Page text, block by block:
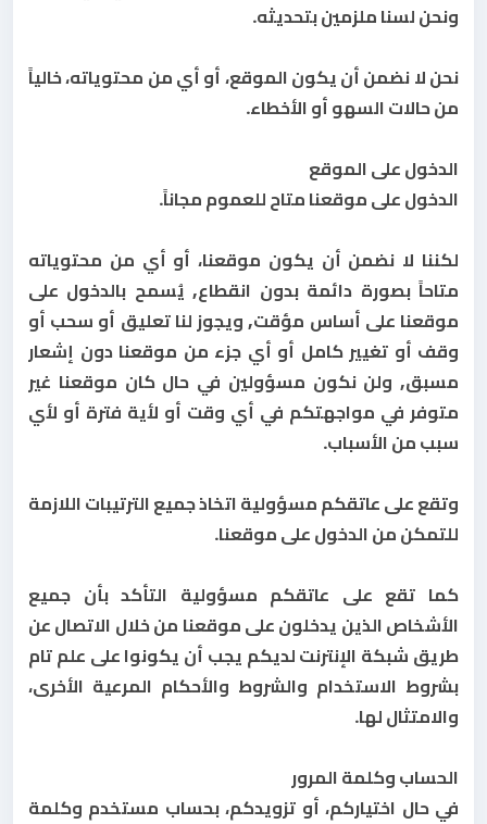
ونحن لسنا ملزمين بتحديثه.
نحن لا نضمن أن يكون الموقع، أو أي من محتوياته، خالياً
من حالات السهو أو الأخطاء.
الدخول على الموقع
الدخول على موقعنا متاح للعموم مجاناً.
لكننا لا نضمن أن يكون موقعنا، أو أي من محتوياته
متاحاً بصورة دائمة بدون انقطاع, يُسمح بالدخول على
موقعنا على أساس مؤقت, ويجوز لنا تعليق أو سحب أو
وقف أو تغيير كامل أو أي جزء من موقعنا دون إشعار
مسبق, ولن نكون مسؤولين في حال كان موقعنا غير
متوفر في مواجهتكم في أي وقت أو لأية فترة أو لأي
سبب من الأسباب.
وتقع على عاتقكم مسؤولية اتخاذ جميع الترتيبات اللازمة
للتمكن من الدخول على موقعنا.
كما تقع على عاتقكم مسؤولية التأكد بأن جميع
الأشخاص الذين يدخلون على موقعنا من خلال الاتصال عن
طريق شبكة الإنترنت لديكم يجب أن يكونوا على علم تام
بشروط الاستخدام والشروط والأحكام المرعية الأخرى،
والامتثال لها.
الحساب وكلمة المرور
في حال اختياركم، أو تزويدكم، بحساب مستخدم وكلمة